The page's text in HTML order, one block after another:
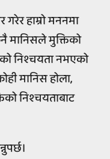
हाम्रो मननमा
मानिसले मुक्तिको
निश्चयता नभएको
मानिस होला,
निश्चयताबाट